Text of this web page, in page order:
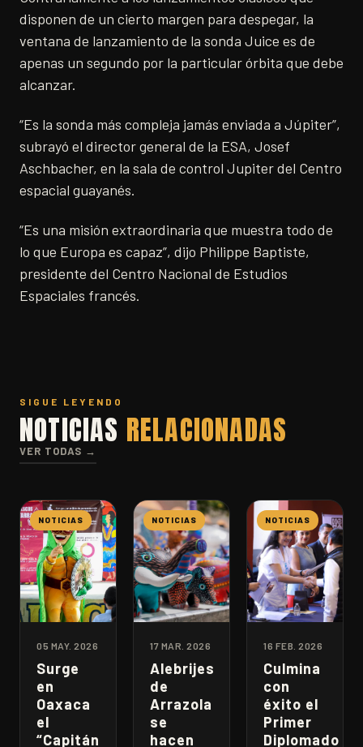
disponen de un cierto margen para despegar, la
ventana de lanzamiento de la sonda Juice es de
apenas un segundo por la particular órbita que debe
alcanzar.
“Es la sonda más compleja jamás enviada a Júpiter”,
subrayó el director general de la ESA, Josef
Aschbacher, en la sala de control Jupiter del Centro
espacial guayanés.
“Es una misión extraordinaria que muestra todo de
lo que Europa es capaz”, dijo Philippe Baptiste,
presidente del Centro Nacional de Estudios
Espaciales francés.
SIGUE LEYENDO
NOTICIAS RELACIONADAS
VER TODAS →
NOTICIAS
05 MAY. 2026
Surge
en
Oaxaca
el
“Capitán
NOTICIAS
17 MAR. 2026
Alebrijes
de
Arrazola
se
hacen
NOTICIAS
16 FEB. 2026
Culmina
con
éxito el
Primer
Diplomado